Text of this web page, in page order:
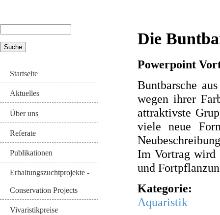
Suchformular
Startseite
Aktuelles
Über uns
Referate
Publikationen
Erhaltungszuchtprojekte -
Conservation Projects
Vivaristikpreise
Die
Powerpoint
Buntbarsche
wegen ihrer
attraktivste
viele neue
Im Vortrag wird
und
Kategorie:
Aquaristik